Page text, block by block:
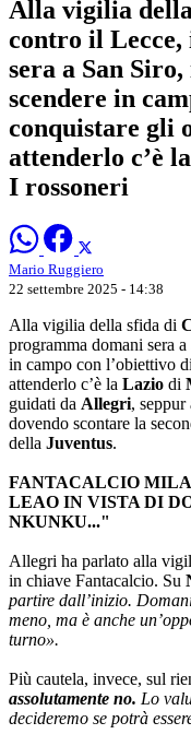
Alla vigilia
contro il
sera a San
scendere in
conquistare gli
attenderlo c’è
I rossoneri
Mario Ruggiero
22 settembre 2025 - 14:38
Alla vigilia della sfida di
programma domani sera a
in campo con l’obiettivo
attenderlo c’è la Lazio di
guidati da Allegri,
dovendo scontare la
della Juventus.
FANTACALCIO
LEAO IN VISTA DI
NKUNKU..."
Allegri ha parlato alla
in chiave Fantacalcio. Su
partire dall’inizio.
meno, ma è anche
turno».
Più cautela, invece, sul
assolutamente no. Lo
decideremo se potrà